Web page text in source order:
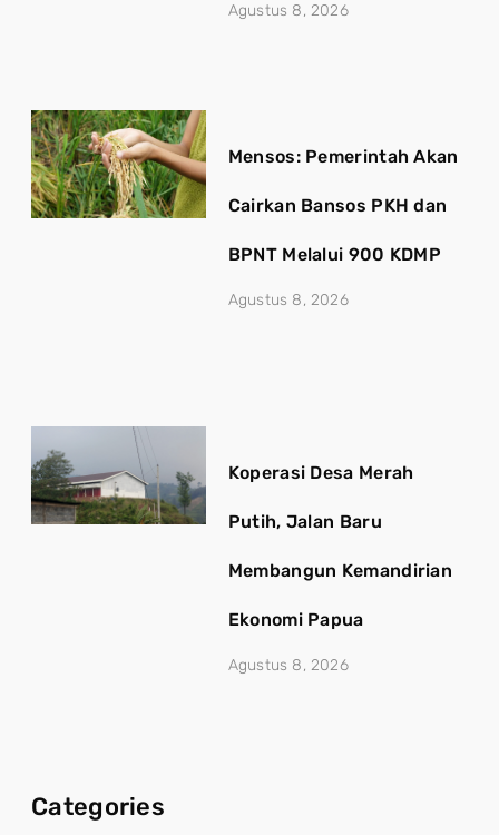
Agustus 8, 2026
Mensos: Pemerintah Akan
Cairkan Bansos PKH dan
BPNT Melalui 900 KDMP
Agustus 8, 2026
Koperasi Desa Merah
Putih, Jalan Baru
Membangun Kemandirian
Ekonomi Papua
Agustus 8, 2026
Categories